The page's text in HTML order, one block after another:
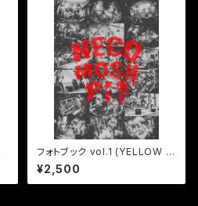
フォトブック vol.1 (YELLOW H
ANDKER CHIEF)
¥2,500